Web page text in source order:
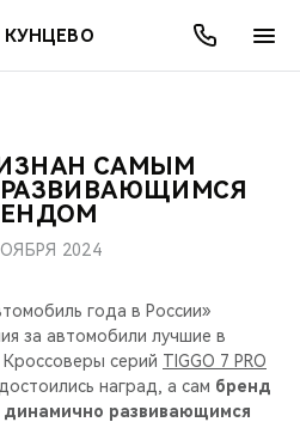
КУНЦЕВО
CHERY
СЕРВИСЫСАМЫМ
2024
года в России»
за автомобили лучшие в
Кроссоверы серий TIGGO 7 PRO
наград, а сам бренд
динамично развивающимся